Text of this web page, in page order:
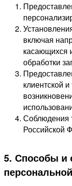
включая
касающихся
обработки
клиентской
Соблюдения
Российской
5. Способы и